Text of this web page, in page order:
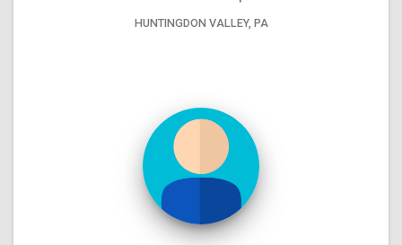
HUNTINGDON VALLEY, PA